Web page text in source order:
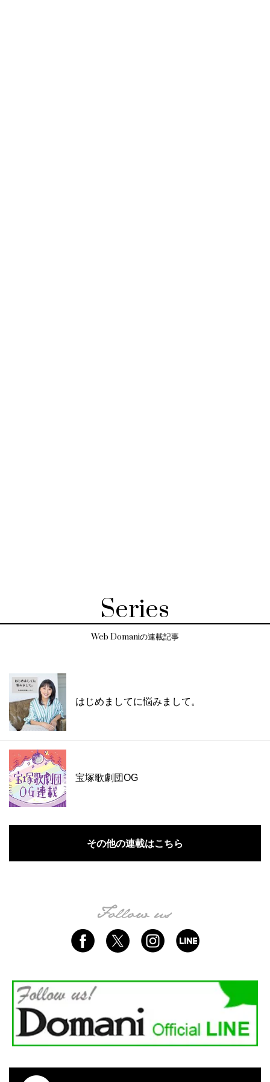
Series
Web Domaniの連載記事
はじめましてに悩みまして。
宝塚歌劇団OG
その他の連載はこちら